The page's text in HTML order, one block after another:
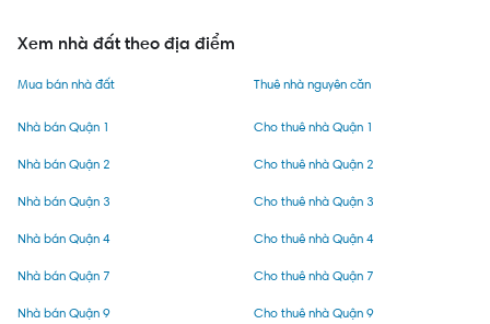
Xem nhà đất theo địa điểm
Mua bán nhà đất
Nhà bán Quận 1
Nhà bán Quận 2
Nhà bán Quận 3
Nhà bán Quận 4
Nhà bán Quận 7
Nhà bán Quận 9
Thuê nhà nguyên căn
Cho thuê nhà Quận 1
Cho thuê nhà Quận 2
Cho thuê nhà Quận 3
Cho thuê nhà Quận 4
Cho thuê nhà Quận 7
Cho thuê nhà Quận 9